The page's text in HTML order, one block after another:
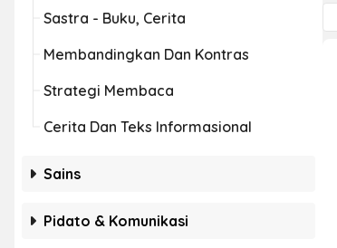
Sastra - Buku, Cerita
Membandingkan Dan Kontras
Strategi Membaca
Cerita Dan Teks Informasional
Sains
Pidato & Komunikasi